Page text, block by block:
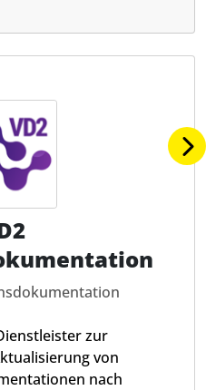
zur
von
nach